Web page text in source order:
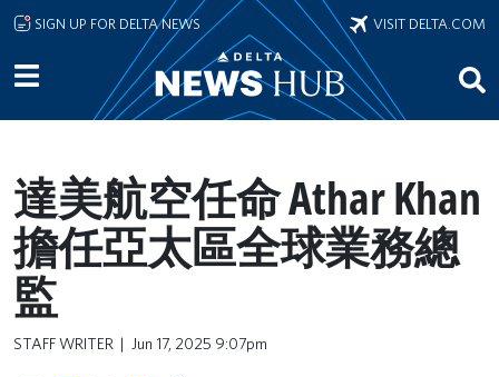
Skip to main content
SIGN UP FOR DELTA NEWS VISIT DELTA.COM
達美航空任命 Athar Khan
擔任亞太區全球業務總
監
STAFF WRITER Jun 17, 2025 9:07pm